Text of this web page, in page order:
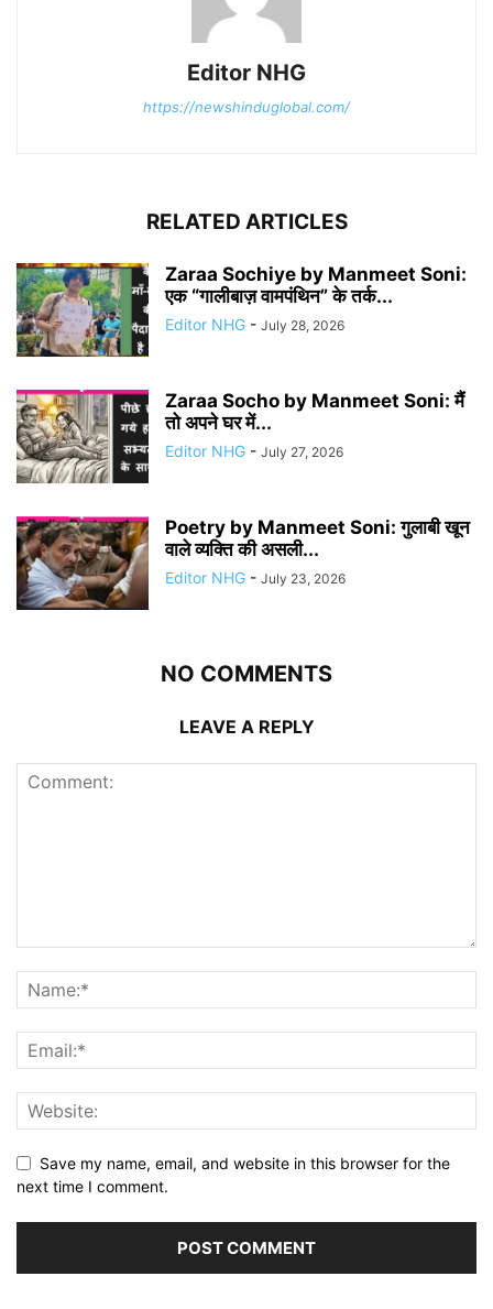
Editor NHG
https://newshinduglobal.com/
RELATED ARTICLES
Zaraa Sochiye by Manmeet Soni:
एक “गालीबाज़ वामपंथिन” के तर्क...
Editor NHG - July 28, 2026
Zaraa Socho by Manmeet Soni: मैं
तो अपने घर में...
Editor NHG - July 27, 2026
Poetry by Manmeet Soni: गुलाबी खून
वाले व्यक्ति की असली...
Editor NHG - July 23, 2026
NO COMMENTS
LEAVE A REPLY
Save my name, email, and website in this browser for the
next time I comment.